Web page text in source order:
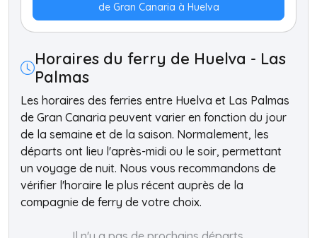
de Gran Canaria à Huelva
Horaires du ferry de Huelva - Las
Palmas
Les horaires des ferries entre Huelva et Las Palmas
de Gran Canaria peuvent varier en fonction du jour
de la semaine et de la saison. Normalement, les
départs ont lieu l'après-midi ou le soir, permettant
un voyage de nuit. Nous vous recommandons de
vérifier l'horaire le plus récent auprès de la
compagnie de ferry de votre choix.